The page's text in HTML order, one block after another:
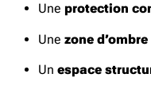
Une protection
Une zone d’ombre
Un espace